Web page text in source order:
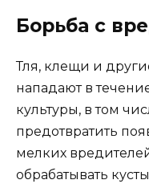
Борьба с
Тля, клещи и
нападают в
культуры, в том
предотвратить
мелких
обрабатывать